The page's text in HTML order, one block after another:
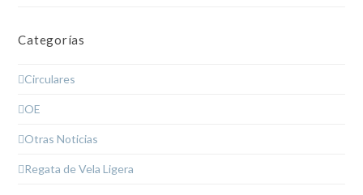
Categorías
Circulares
OE
Otras Noticias
Regata de Vela Ligera